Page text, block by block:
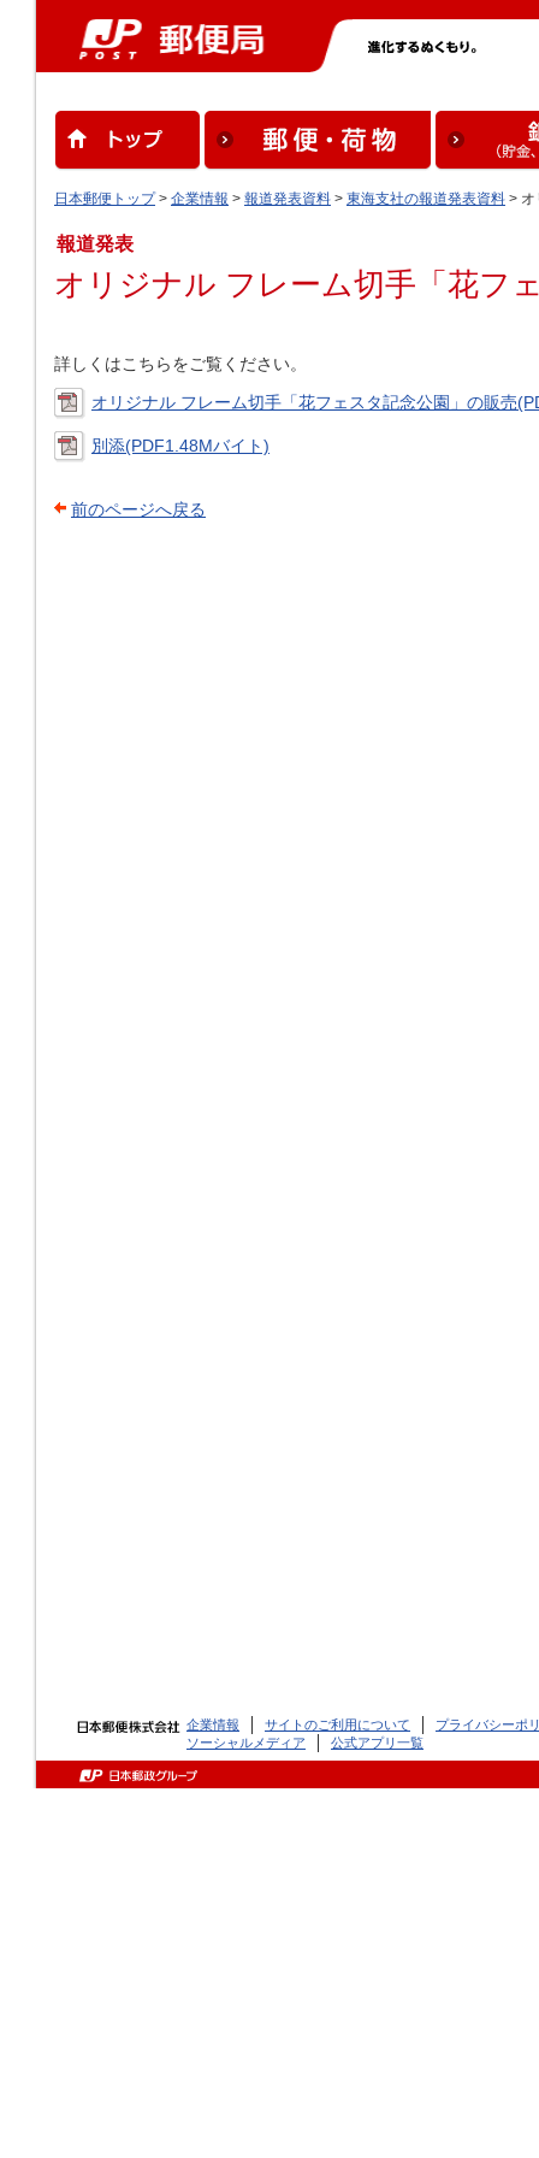
日本郵便トップ> 企業情報 > 報道発表資料 > 東海支社の報道発表資料 >
報道発表
オリジナル フレーム切手「花フ
詳しくはこちらをご覧ください。
オリジナル フレーム切手「花フェスタ記念公園」の販売
別添(PDF1.48Mバイト)
前のページへ戻る
企業情報 サイトのご利用について
プライバシーポ
ソーシャルメディア
公式アプリ一覧